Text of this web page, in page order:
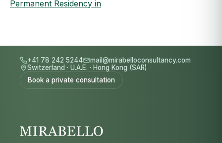
Permanent Residency in
+41 78 242 5244
mail@mirabelloconsultancy.com
Switzerland · U.A.E. · Hong Kong (SAR)
Book a private consultation